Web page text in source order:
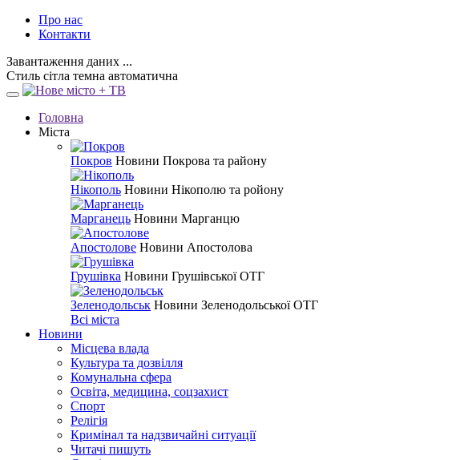
Про нас
Контакти
Завантаження даних ...
Стиль сітла темна автоматична
Головна
Міста
Покров Новини Покрова та району
Нікополь Новини Нікополю та ройону
Марганець Новини Марганцю
Апостолове Новини Апостолова
Грушівка Новини Грушівської ОТГ
Зеленодольськ Новини Зеленодольської ОТГ
Всі міста
Новини
Місцева влада
Культура та дозвілля
Комунальна сфера
Освіта, медицина, соцзахист
Спорт
Релігія
Кримінал та надзвичайні ситуації
Читачі пишуть